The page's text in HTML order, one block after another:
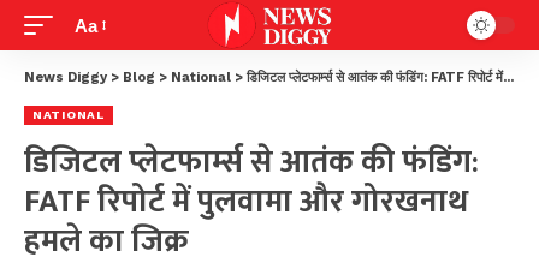
Aa
News Diggy > Blog > National > डिजिटल प्लेटफार्म्स से आतंक की फंडिंग: FATF रिपोर्ट में पुलवामा और गोरखनाथ हमले का जिक्र
NATIONAL
डिजिटल प्लेटफार्म्स से आतंक की फंडिंग:
FATF रिपोर्ट में पुलवामा और गोरखनाथ
हमले का जिक्र